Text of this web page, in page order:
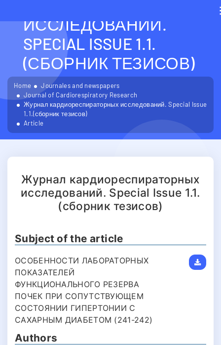
ИССЛЕДОВАНИЙ.
SPECIAL ISSUE 1.1.
(СБОРНИК ТЕЗИСОВ)
Home
Journales and newspapers
Journal of Cardiorespiratory Research
Журнал кардиореспираторных исследований. Special Issue
1.1.(сборник тезисов)
Article
Журнал кардиореспираторных
исследований. Special Issue 1.1.
(сборник тезисов)
Subject of the article
ОСОБЕННОСТИ ЛАБОРАТОРНЫХ
ПОКАЗАТЕЛЕЙ
ФУНКЦИОНАЛЬНОГО РЕЗЕРВА
ПОЧЕК ПРИ СОПУТСТВУЮЩЕМ
СОСТОЯНИИ ГИПЕРТОНИИ С
САХАРНЫМ ДИАБЕТОМ (241-242)
Authors